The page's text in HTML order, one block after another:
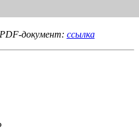
документ: ссылка